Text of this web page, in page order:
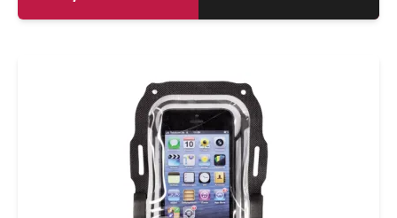
op je eindbestemming bent. Verder is de
biedt vier adapters om je fietstas op je stuur te
monteren. Deze zijn apart verkrijgbaar.